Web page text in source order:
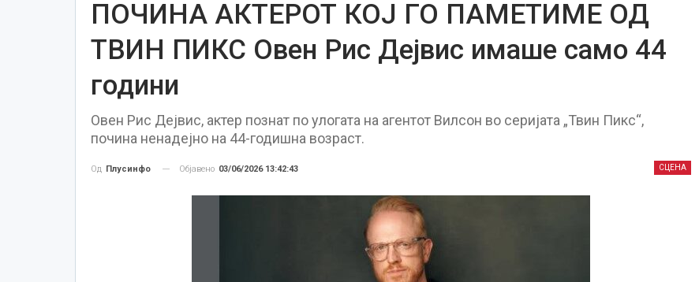
ПОЧИНА АКТЕРОТ КОЈ ГО ПАМЕТИМЕ ОД
ТВИН ПИКС Овен Рис Дејвис имаше само 44
години
Овен Рис Дејвис, актер познат по улогата на агентот Вилсон во серијата „Твин Пикс“,
почина ненадејно на 44-годишна возраст.
СЦЕНА
Од Плусинфо Објавено 03/06/2026 13:42:43